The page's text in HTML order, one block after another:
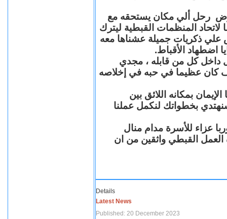
رحل ألي مكان يستحقه مع
المنظمات القبطية ليترك
علي ذكريات جميلة عشناها معه
اضطهاد الأقباط.
داخل كل من قابله ، مجدي
عظيما في حبه في إخلاصه
بمكانه اللائق بين
بخطواتك لنكمل عملنا
عزاء للأسرة مدام منال
العمل القبطي واثقين من ان
Details
Latest News
Published: 20 December 2023